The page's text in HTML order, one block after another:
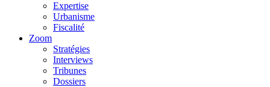
Expertise
Urbanisme
Fiscalité
Zoom
Stratégies
Interviews
Tribunes
Dossiers